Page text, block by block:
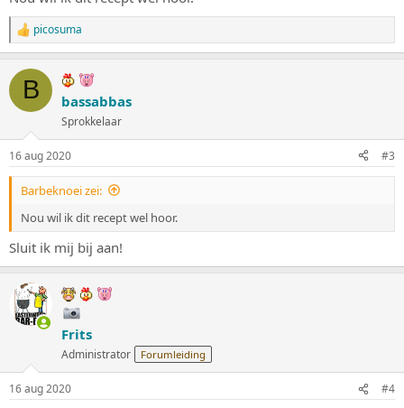
W
a
r
e
i
n
g
e
picosuma
B bassabbas
Sprokkelaar
16 aug 2020 #3
Barbeknoei zei:
Nou wil ik dit recept wel hoor.
Sluit ik mij bij aan!
Frits
Administrator Forumleiding
16 aug 2020 #4